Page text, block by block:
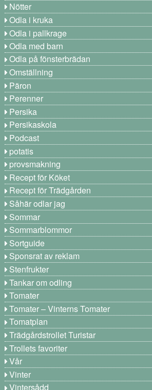
Nötter
Odla i kruka
Odla i pallkrage
Odla med barn
Odla på fönsterbrädan
Omställning
Päron
Perenner
Persika
Persikaskola
Podcast
potatis
provsmakning
Recept för Köket
Recept för Trädgården
Såhär odlar jag
Sommar
Sommarblommor
Sortguide
Sponsrat av reklam
Stenfrukter
Tankar om odling
Tomater
Tomater – Vinterns Tomater
Tomatplan
Trädgårdstrollet Turistar
Trollets favoriter
Vår
Vinter
Vintersådd